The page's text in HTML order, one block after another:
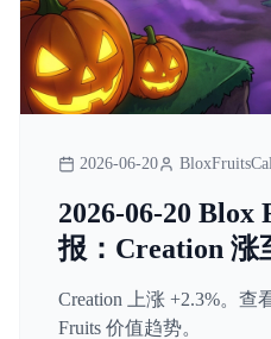
2026-06-20
2026-06-20 Blox
报：Creation 涨
Creation 上涨 +2.3%。查
Fruits 价值趋势。